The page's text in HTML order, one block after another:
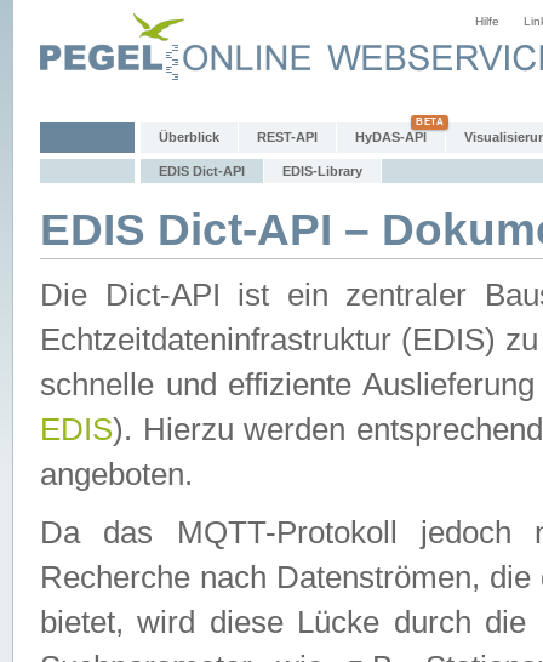
Hilfe
Überblick REST-API HyDAS-API
EDIS Dict-API EDIS-Library
EDIS Dict-API –
Die Dict-API ist ein zentraler
Echtzeitdateninfrastruktur (EDIS)
schnelle und effiziente
EDIS). Hierzu werden
angeboten.
Da das MQTT-Protokoll jedoch
Recherche nach Datenströmen,
bietet, wird diese Lücke durch die